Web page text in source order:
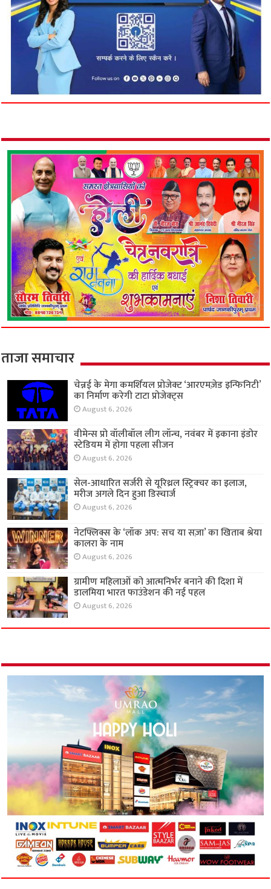
ताजा समाचार
चेन्नई के मेगा कमर्शियल प्रोजेक्ट ‘आरएमज़ेड इन्फिनिटी’
का निर्माण करेगी टाटा प्रोजेक्ट्स
August 6, 2026
वीमेन्स प्रो वॉलीबॉल लीग लॉन्च, नवंबर में इकाना इंडोर
स्टेडियम में होगा पहला सीजन
August 6, 2026
सेल-आधारित सर्जरी से यूरिथ्रल स्ट्रिक्चर का इलाज,
मरीज अगले दिन हुआ डिस्चार्ज
August 6, 2026
नेटफ्लिक्स के ‘लॉक अप: सच या सज़ा’ का खिताब श्रेया
कालरा के नाम
August 6, 2026
ग्रामीण महिलाओं को आत्मनिर्भर बनाने की दिशा में
डालमिया भारत फाउंडेशन की नई पहल
August 6, 2026